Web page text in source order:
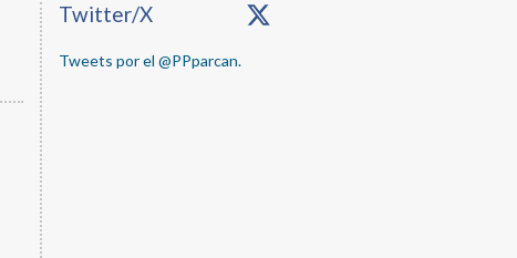
Primary
Twitter/X
Tweets por el @PPparcan.